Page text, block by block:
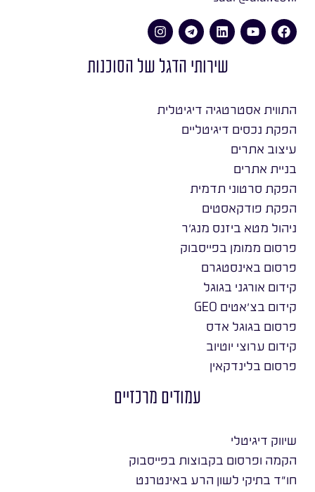
שירותי הדגל של הסוכנות
התווית אסטרטגיה דיגיטלית
הפקת נכסים דיגיטליים
עיצוב אתרים
בניית אתרים
הפקת סרטוני תדמית
הפקת פודקאסטים
ניהול מטא ביזנס מנג׳ר
פרסום ממומן בפייסבוק
פרסום באינסטגרם
קידום אורגני בגוגל
קידום בצ׳אטים GEO
פרסום בגוגל אדס
קידום ערוצי יוטיוב
פרסום בלינדקאין
עמודים מרכזיים
שיווק דיגיטלי
הקמה ופרסום בקבוצות בפייסבוק
חו״ד בתיקי לשון הרע באינטרנט